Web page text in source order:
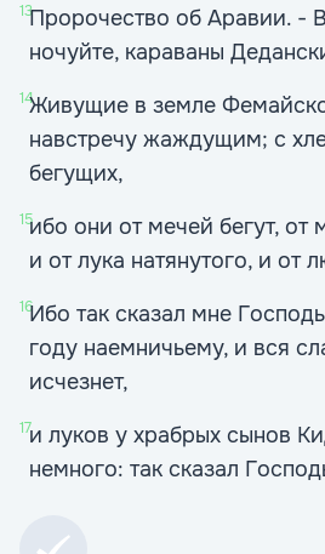
13Пророчество об Аравии. -
ночуйте, караваны
14Живущие в земле
навстречу жаждущим; с
бегущих,
15ибо они от мечей бегут, от
и от лука натянутого, и от
16Ибо так сказал мне
году наемничьему, и вся
исчезнет,
17и луков у храбрых сынов
немного: так сказал